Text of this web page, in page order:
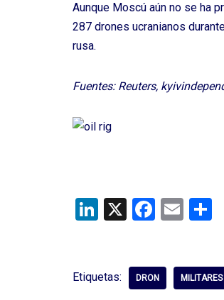
Aunque Moscú aún no se ha
287 drones ucranianos
rusa.
Fuentes: Reuters,
Li
dI
X
F
b
E
p
Etiquetas: DRON MILITARES